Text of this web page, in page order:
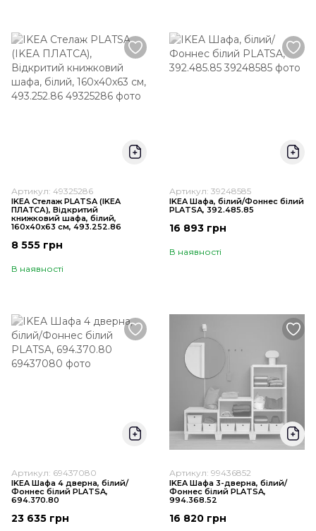
Артикул: 49325286
IKEA Стелаж PLATSA (ІKEA
ПЛАТСА), Відкритий
книжковий шафа, білий,
160x40x63 см, 493.252.86
8 555 грн
В наявності
Артикул: 39248585
IKEA Шафа, білий/Фоннес білий
PLATSA, 392.485.85
16 893 грн
В наявності
Артикул: 69437080
IKEA Шафа 4 дверна, білий/
Фоннес білий PLATSA,
694.370.80
23 635 грн
Артикул: 99436852
IKEA Шафа 3-дверна, білий/
Фоннес білий PLATSA,
994.368.52
16 820 грн